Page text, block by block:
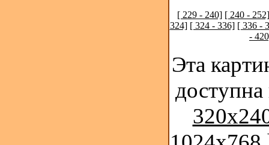
[ 229 - 240] [ 240 - 252]
324] [ 324 - 336] [ 336 -
-
Эта